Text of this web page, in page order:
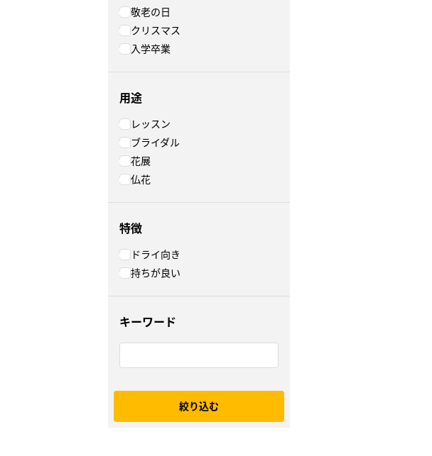
敬老の日
クリスマス
入学卒業
用途
レッスン
ブライダル
花展
仏花
特徴
ドライ向き
持ちが良い
キーワード
絞り込む